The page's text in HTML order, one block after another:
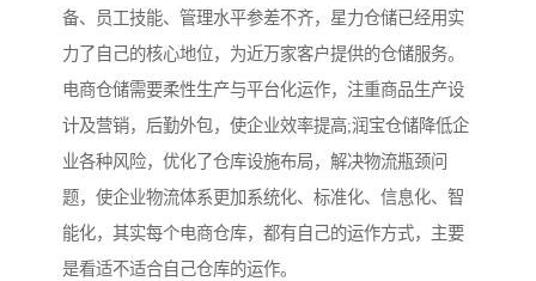
备、员工技能、管理水平参差不齐，星力仓储已经用实
力了自己的核心地位，为近万家客户提供的仓储服务。
电商仓储需要柔性生产与平台化运作，注重商品生产设
计及营销，后勤外包，使企业效率提高;润宝仓储降低企
业各种风险，优化了仓库设施布局，解决物流瓶颈问
题，使企业物流体系更加系统化、标准化、信息化、智
能化，其实每个电商仓库，都有自己的运作方式，主要
是看适不适合自己仓库的运作。